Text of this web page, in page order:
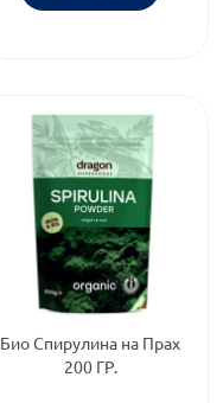
Био Спирулина на Прах
200 ГР.